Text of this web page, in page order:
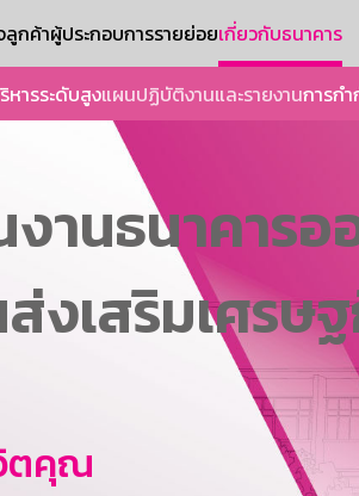
ลูกค้าผู้ประกอบการรายย่อยเกี่ยวกับธนาคาร
ารระดับสูงแผนปฏิบัติงานและรายงานการก
านธนาคาร
งเสริมเศร
ตคุณ